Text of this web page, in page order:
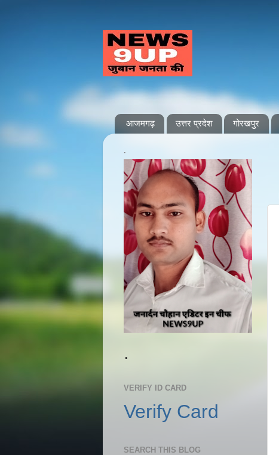
आजमगढ़ उत्तर प्रदेश गोरखपुर
.
.
VERIFY ID CARD
Verify Card
SEARCH THIS BLOG